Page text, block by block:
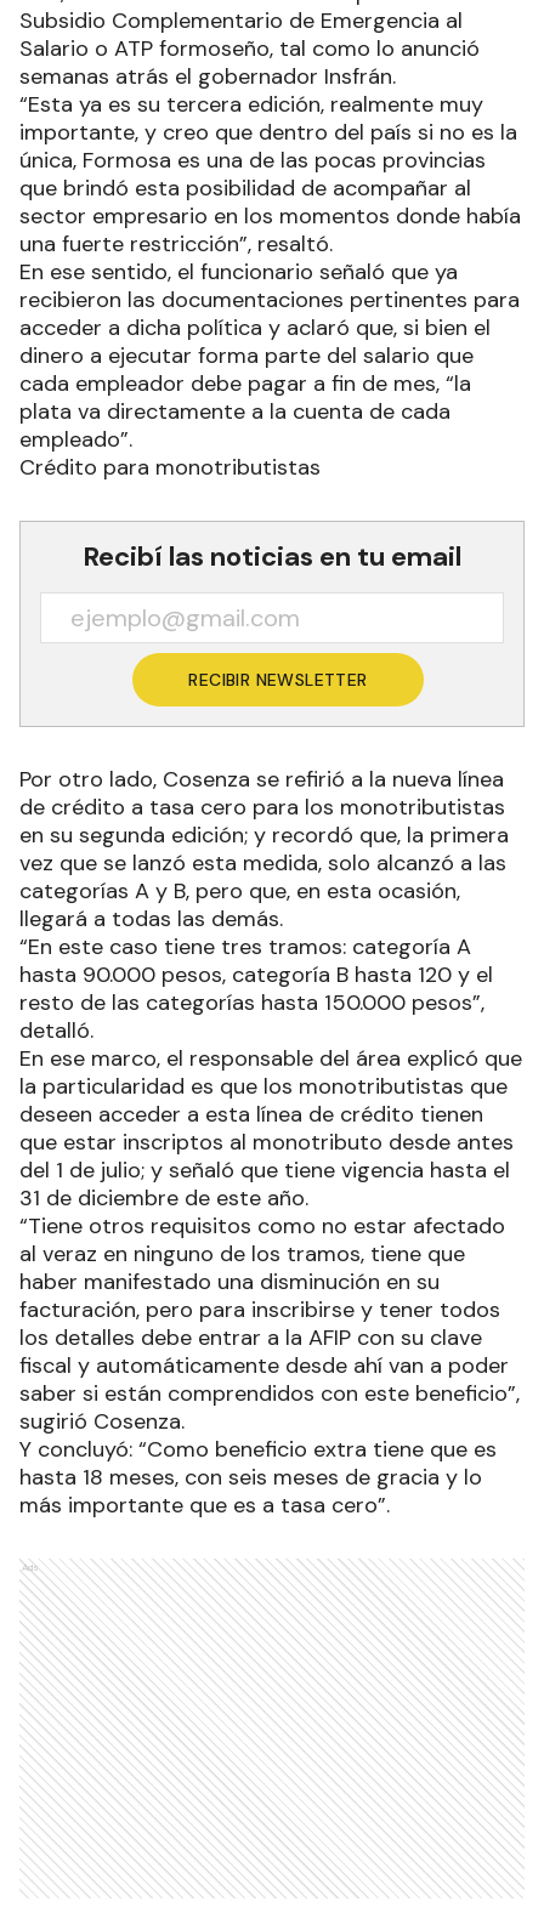
Subsidio Complementario de Emergencia al
Salario o ATP formoseño, tal como lo anunció
semanas atrás el gobernador Insfrán.
“Esta ya es su tercera edición, realmente muy
importante, y creo que dentro del país si no es la
única, Formosa es una de las pocas provincias
que brindó esta posibilidad de acompañar al
sector empresario en los momentos donde había
una fuerte restricción”, resaltó.
En ese sentido, el funcionario señaló que ya
recibieron las documentaciones pertinentes para
acceder a dicha política y aclaró que, si bien el
dinero a ejecutar forma parte del salario que
cada empleador debe pagar a fin de mes, “la
plata va directamente a la cuenta de cada
empleado”.
Crédito para monotributistas
Recibí las noticias en tu email
RECIBIR NEWSLETTER
Por otro lado, Cosenza se refirió a la nueva línea
de crédito a tasa cero para los monotributistas
en su segunda edición; y recordó que, la primera
vez que se lanzó esta medida, solo alcanzó a las
categorías A y B, pero que, en esta ocasión,
llegará a todas las demás.
“En este caso tiene tres tramos: categoría A
hasta 90.000 pesos, categoría B hasta 120 y el
resto de las categorías hasta 150.000 pesos”,
detalló.
En ese marco, el responsable del área explicó que
la particularidad es que los monotributistas que
deseen acceder a esta línea de crédito tienen
que estar inscriptos al monotributo desde antes
del 1 de julio; y señaló que tiene vigencia hasta el
31 de diciembre de este año.
“Tiene otros requisitos como no estar afectado
al veraz en ninguno de los tramos, tiene que
haber manifestado una disminución en su
facturación, pero para inscribirse y tener todos
los detalles debe entrar a la AFIP con su clave
fiscal y automáticamente desde ahí van a poder
saber si están comprendidos con este beneficio”,
sugirió Cosenza.
Y concluyó: “Como beneficio extra tiene que es
hasta 18 meses, con seis meses de gracia y lo
más importante que es a tasa cero”.
Ads